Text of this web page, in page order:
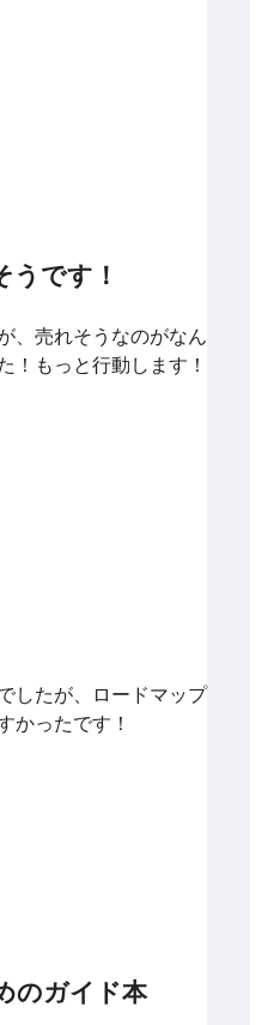
です！
、売れそうなのがなん
！もっと行動します！
したが、ロードマップ
かったです！
のガイド本